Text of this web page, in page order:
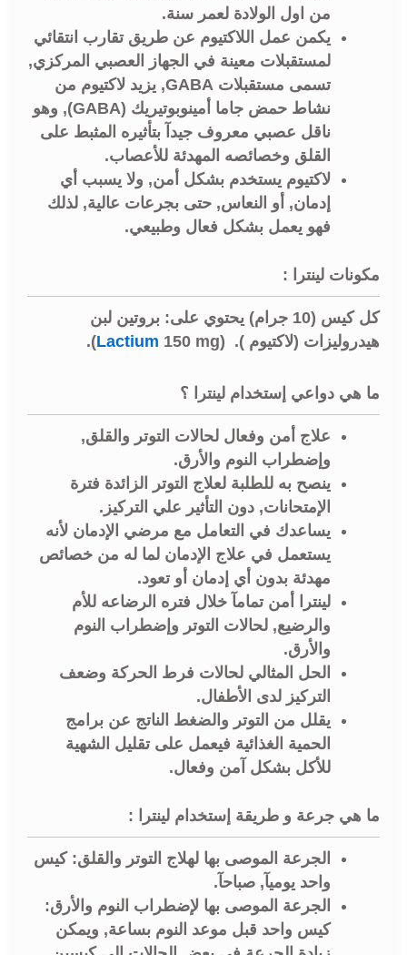
من اول الولادة لعمر سنة.
يكمن عمل اللاكتيوم عن طريق تقارب انتقائي
لمستقبلات معينة في الجهاز العصبي المركزي,
تسمى مستقبلات GABA, يزيد لاكتيوم من
نشاط حمض جاما أمينوبوتيريك (GABA), وهو
ناقل عصبي معروف جيدآ بتأثيره المثبط على
القلق وخصائصه المهدئة للأعصاب.
لاكتيوم يستخدم بشكل أمن, ولا يسبب أي
إدمان, أو النعاس, حتى بجرعات عالية, لذلك
فهو يعمل بشكل فعال وطبيعي.
مكونات لينترا :
كل كيس (10 جرام) يحتوي على: بروتين لبن
هيدروليزات (لاكتيوم ). (
Lactium 150 mg).
ما هي دواعي إستخدام لينترا ؟
علاج أمن وفعال لحالات التوتر والقلق,
وإضطراب النوم والأرق.
ينصح به للطلبة لعلاج التوتر الزائدة فترة
الإمتحانات, دون التأثير علي التركيز.
يساعدك في التعامل مع مرضي الإدمان لأنه
يستعمل في علاج الإدمان لما له من خصائص
مهدئة بدون أي إدمان أو تعود.
لينترا أمن تمامآ خلال فتره الرضاعه للأم
والرضيع, لحالات التوتر وإضطراب النوم
والأرق.
الحل المثالي لحالات فرط الحركة وضعف
التركيز لدى الأطفال.
يقلل من التوتر والضغط الناتج عن برامج
الحمية الغذائية فيعمل على تقليل الشهية
للأكل بشكل آمن وفعال.
ما هي جرعة و طريقة إستخدام لينترا :
الجرعة الموصى بها لهلاج التوتر والقلق: كيس
واحد يوميآ, صباحآ.
الجرعة الموصى بها لإضطراب النوم والأرق:
كيس واحد قبل موعد النوم بساعة, ويمكن